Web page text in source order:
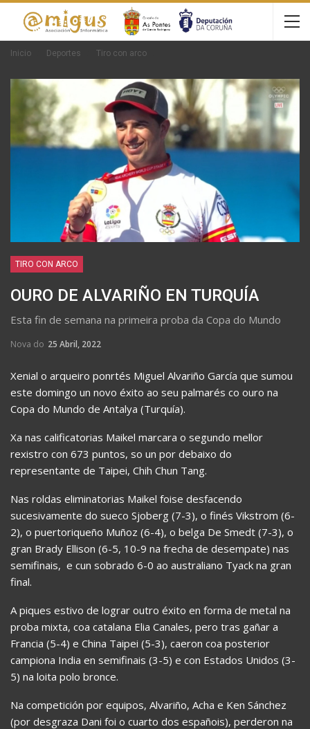
Inicio Deportes Tiro con arco
TIRO CON ARCO
OURO DE ALVARIÑO EN TURQUÍA
Esta fin de semana na primeira proba da Copa do Mundo
Nova do 25 Abril, 2022
Xenial o arqueiro ponrtés Miguel Alvariño García que sumou
este domingo un novo éxito ao seu palmarés co ouro na
Copa do Mundo de Antalya (Turquía).
Xa nas calificatorias Maikel marcara o segundo mellor
rexistro con 673 puntos, so un por debaixo do
representante de Taipei, Chih Chun Tang.
Nas roldas eliminatorias Maikel foise desfacendo
sucesivamente do sueco Sjoberg (7-3), o finés Vikstrom (6-
2), o puertoriqueño Muñoz (6-4), o belga De Smedt (7-3), o
gran Brady Ellison (6-5, 10-9 na frecha de desempate) nas
semifinais, e cun sobrado 6-0 ao australiano Tyack na gran
final.
A piques estivo de lograr outro éxito en forma de metal na
proba mixta, coa catalana Elia Canales, pero tras gañar a
Francia (5-4) e China Taipei (5-3), caeron coa posterior
campiona India en semifinais (3-5) e con Estados Unidos (3-
5) na loita polo bronce.
Na competición por equipos, Alvariño, Acha e Ken Sánchez
(por desgraza Dani foi o cuarto dos españois), perderon na